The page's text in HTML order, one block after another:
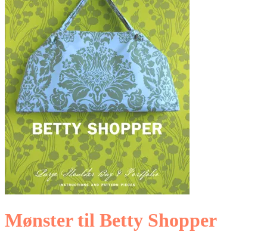
Mønster til Betty Shopper